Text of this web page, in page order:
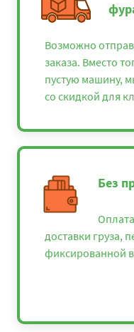
Возможно
заказа. Вместо
пустую машину,
со скидкой для
Без
доставки груза,
фиксированной